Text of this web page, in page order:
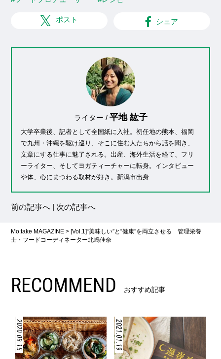
ポスト シェア
ライター / 平地 紘子
大学卒業後、記者として全国紙に入社。初任地の熊本、福岡
で九州・沖縄を駆け巡り、そこに住む人たちから話を聞き、
文章にする仕事に魅了される。出産、海外生活を経て、フリ
ーライター、そしてヨガティーチャーに転身。インタビュー
や体、心にまつわる取材が好き。新潟市出身
前の記事へ 次の記事へ
Mo:take MAGAZINE >[Vol.1]“美味しい”と“健康”を両立させる 管理栄養
士・フードコーディネーター北嶋佳奈
RECOMMEND おすすめ記事
2020.09.15 2021.01.19